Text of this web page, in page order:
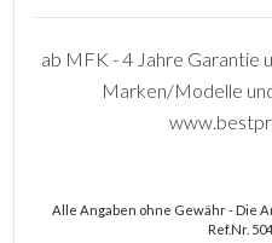
ab MFK - 4 Jahre Garantie
Marken/Modelle
Alle Angaben ohne Gewähr - Die
Ref.Nr.